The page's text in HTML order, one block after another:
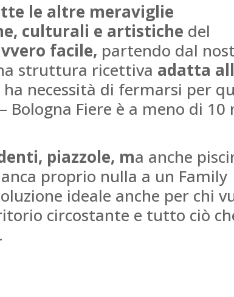
le altre meraviglie
culturali e artistiche del
facile, partendo dal
struttura ricettiva adatta
ha necessità di fermarsi per
– Bologna Fiere è a meno di
piazzole, ma anche
proprio nulla a un Family
ideale anche per chi
circostante e tutto ciò
alle
figli ci